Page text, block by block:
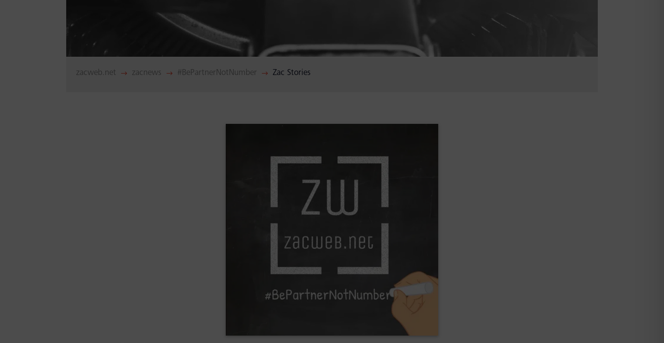
zacweb.net $ zacnews $ #BePartnerNotNumber $ Zac Stories